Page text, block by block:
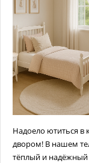
Надоело ютиться в
двором! В нашем
тёплый и